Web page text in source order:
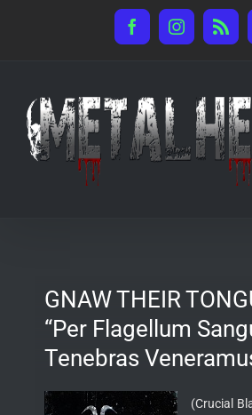
FacebookInstagram
Rss
GNAW THEIR
“Per Flagellum
Tenebras
(Crucial